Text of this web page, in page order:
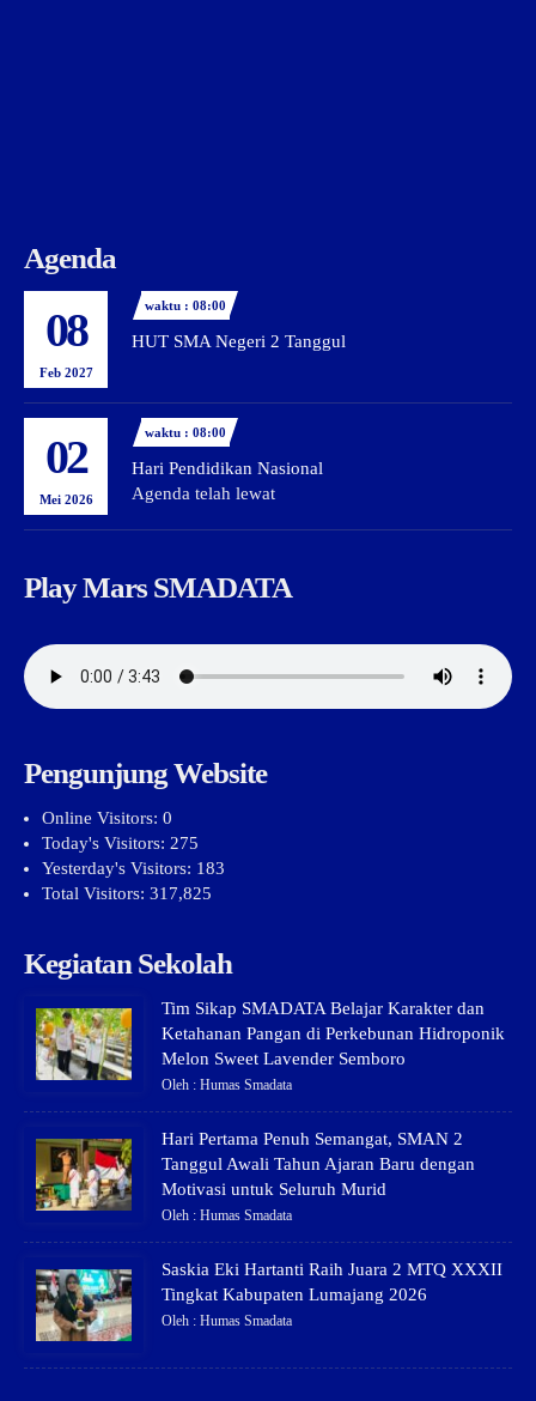
Agenda
08
Feb 2027
waktu : 08:00
HUT SMA Negeri 2 Tanggul
02
Mei 2026
waktu : 08:00
Hari Pendidikan Nasional
Agenda telah lewat
Play Mars SMADATA
Pengunjung Website
Online Visitors: 0
Today's Visitors: 275
Yesterday's Visitors: 183
Total Visitors: 317,825
Kegiatan Sekolah
Tim Sikap SMADATA Belajar Karakter dan
Ketahanan Pangan di Perkebunan Hidroponik
Melon Sweet Lavender Semboro
Oleh : Humas Smadata
Hari Pertama Penuh Semangat, SMAN 2
Tanggul Awali Tahun Ajaran Baru dengan
Motivasi untuk Seluruh Murid
Oleh : Humas Smadata
Saskia Eki Hartanti Raih Juara 2 MTQ XXXII
Tingkat Kabupaten Lumajang 2026
Oleh : Humas Smadata